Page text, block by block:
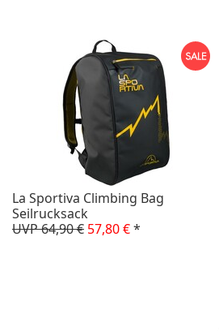
La Sportiva Climbing Bag
Seilrucksack
UVP 64,90 € 57,80 €*